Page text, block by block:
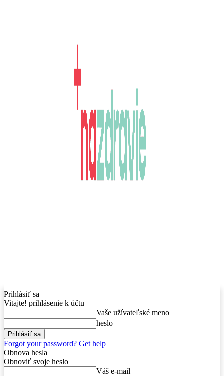
Prihlásiť sa
Vitajte! prihlásenie k účtu
Vaše užívateľské meno
heslo
Forgot your password? Get help
Obnova hesla
Obnoviť svoje heslo
Váš e-mail